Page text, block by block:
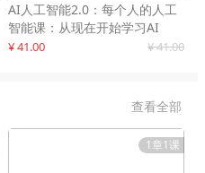
AI人工智能2.0：每个人的人工
智能课：从现在开始学习AI
¥ 41.00 ¥ 41.00
查看全部
1章1课